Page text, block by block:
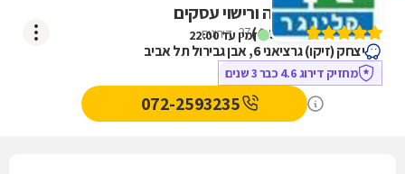
זמין עד 22:00
קלינגר התרי בנייה ורישוי עסקים
(
4.9
)
37דירוגים
יצחק (זיקו) גרציאני 6, אבן גבירול תל אביב
מחזיק דירוג 4.6 כבר 3 שנים
072-2593235